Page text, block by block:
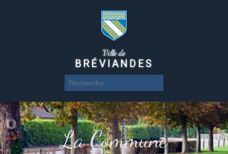
Ville de
BRÉVIANDES
La Commune